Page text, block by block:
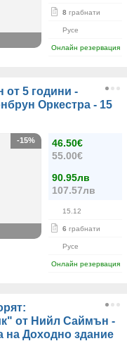
8 грабнати
Русе
Онлайн резервация
от 5 години -
Оркестра - 15
46.50€
55.00€
90.95лв
107.57лв
15.12
6 грабнати
Русе
Онлайн резервация
-15%
от Нийл Саймън -
на Доходно здание